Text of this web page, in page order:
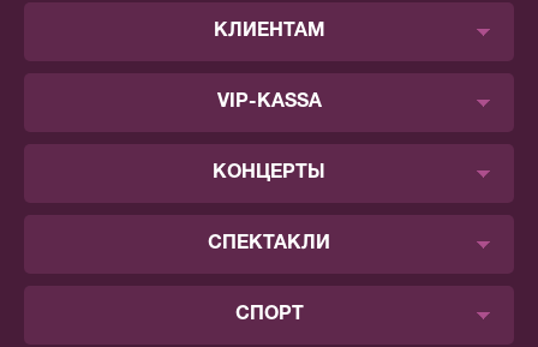
КЛИЕНТАМ
VIP-KASSA
КОНЦЕРТЫ
СПЕКТАКЛИ
СПОРТ